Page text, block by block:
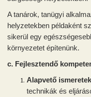
A tanárok, tanügyi
helyzetekben példaként
sikerül egy
környezetet építenünk.
c. Fejlesztendő
Alapvető ismeretek
technikák és